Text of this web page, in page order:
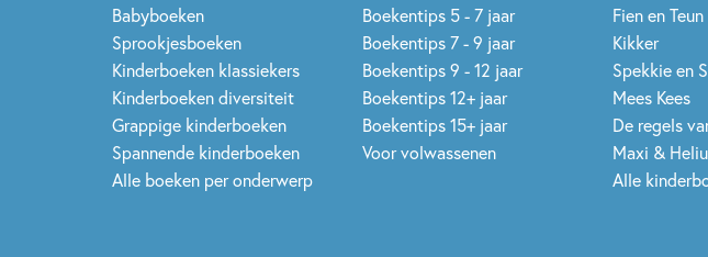
Babyboeken
Sprookjesboeken
Kinderboeken klassiekers
Kinderboeken diversiteit
Grappige kinderboeken
Spannende kinderboeken
Alle boeken per onderwerp
Boekentips 5 - 7 jaar
Boekentips 7 - 9 jaar
Boekentips 9 - 12 jaar
Boekentips 12+ jaar
Boekentips 15+ jaar
Voor volwassenen
Fien en Teun
Kikker
Spekkie en
Mees Kees
De regels
Maxi &
Alle